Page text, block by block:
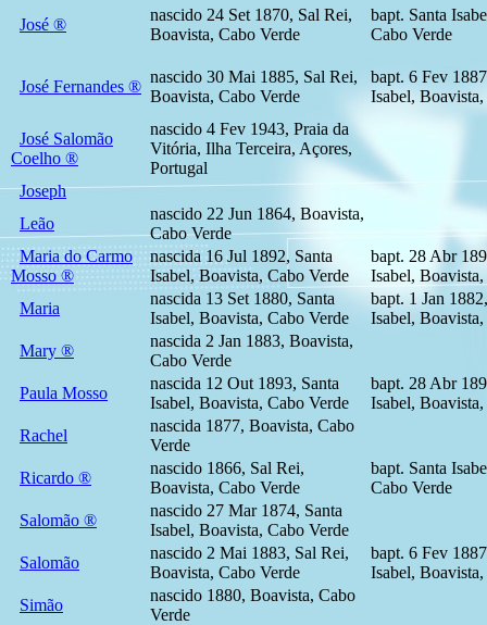
José ®
nascido 24 Set 1870, Sal Rei,
Boavista, Cabo Verde
bapt. Santa
Cabo Verde
José Fernandes ®
nascido 30 Mai 1885, Sal Rei,
Boavista, Cabo Verde
bapt. 6 Fev
Isabel,
José Salomão
Coelho ®
nascido 4 Fev 1943, Praia da
Vitória, Ilha Terceira, Açores,
Portugal
Joseph
Leão
nascido 22 Jun 1864, Boavista,
Cabo Verde
Maria do Carmo
Mosso ®
nascida 16 Jul 1892, Santa
Isabel, Boavista, Cabo Verde
bapt. 28 Abr
Isabel,
Maria
nascida 13 Set 1880, Santa
Isabel, Boavista, Cabo Verde
bapt. 1 Jan
Isabel,
Mary ®
nascida 2 Jan 1883, Boavista,
Cabo Verde
Paula Mosso
nascida 12 Out 1893, Santa
Isabel, Boavista, Cabo Verde
bapt. 28 Abr
Isabel,
Rachel
nascida 1877, Boavista, Cabo
Verde
Ricardo ®
nascido 1866, Sal Rei,
Boavista, Cabo Verde
bapt. Santa
Cabo Verde
Salomão ®
nascido 27 Mar 1874, Santa
Isabel, Boavista, Cabo Verde
Salomão
nascido 2 Mai 1883, Sal Rei,
Boavista, Cabo Verde
bapt. 6 Fev
Isabel,
Simão
nascido 1880, Boavista, Cabo
Verde